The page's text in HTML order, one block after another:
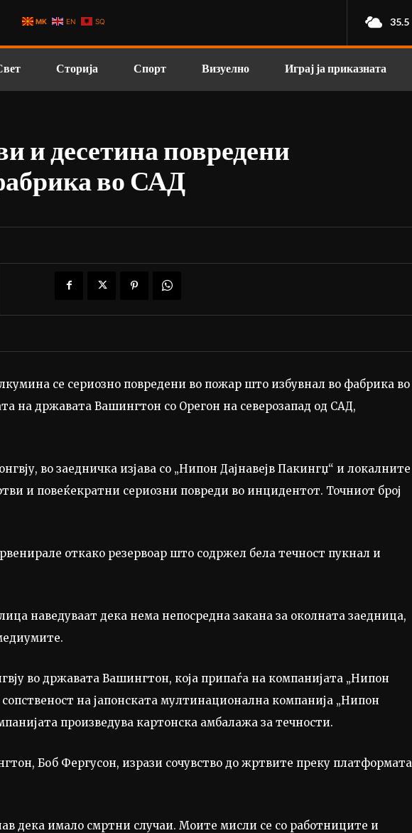
35.5
Сторија Спорт Визуелно Играј ја приказната
и десетина повредени
во САД
се сериозно повредени во пожар што избувнал во фабрика во
на државата Вашингтон со Орегон на северозапад од САД,
во заедничка изјава со „Нипон Дајнавејв Пакингџ“ и локалните
и повеќекратни сериозни повреди во инцидентот. Точниот број
откако резервоар што содржел бела течност пукнал и
наведуваат дека нема непосредна закана за околната заедница,
во државата Вашингтон, која припаѓа на компанијата „Нипон
сопственост на јапонската мултинационална компанија „Нипон
произведува картонска амбалажа за течности.
Боб Фергусон, изрази сочувство до жртвите преку платформата
дека имало смртни случаи. Моите мисли се со работниците и
MK EN SQ